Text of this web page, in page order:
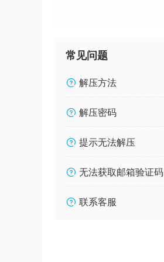
常见问题
解压方法
解压密码
提示无法解压
无法获取邮箱验证码
联系客服